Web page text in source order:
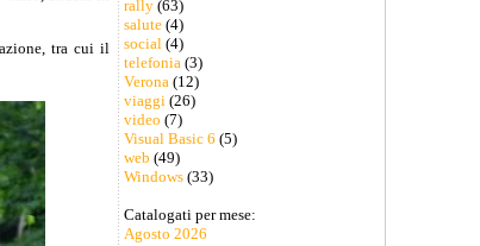
tra cui il
rally(63)
salute(4)
social(4)
telefonia(3)
Verona(12)
viaggi(26)
video (7)
Visual Basic 6 (5)
web (49)
Windows(33)
Catalogati per mese:
Agosto 2026